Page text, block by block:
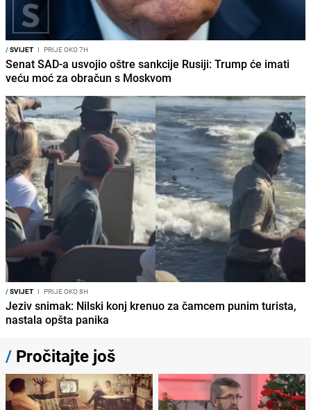
/SVIJET I PRIJE OKO 7H
Senat SAD-a usvojio oštre sankcije Rusiji: Trump će imati
veću moć za obračun s Moskvom
/SVIJET I PRIJE OKO 8H
Jeziv snimak: Nilski konj krenuo za čamcem punim turista,
nastala opšta panika
/ Pročitajte još